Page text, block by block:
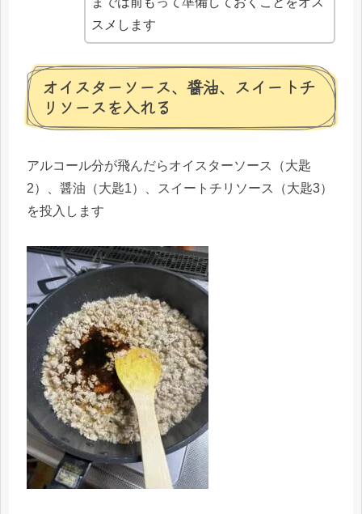
スメします
オイスターソース、醤油、スイートチ
リソースを入れる
アルコール分が飛んだらオイスターソース（大匙
2）、醤油（大匙1）、スイートチリソース（大匙3）
を投入します